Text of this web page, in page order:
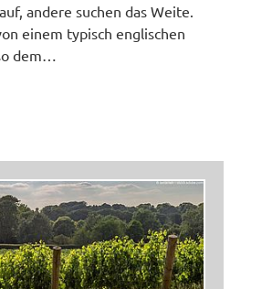
andere suchen das Weite.
einem typisch englischen
dem…